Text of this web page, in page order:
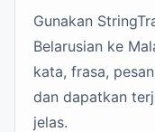
Gunakan
Belarusian ke
kata, frasa,
dan dapatkan
jelas.